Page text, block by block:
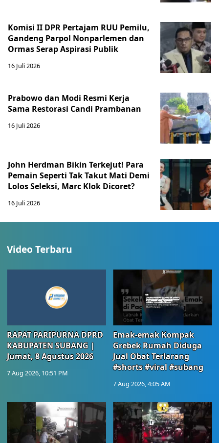
Komisi II DPR Pertajam RUU Pemilu,
Gandeng Parpol Nonparlemen dan
Ormas Serap Aspirasi Publik
16 Juli 2026
Prabowo dan Modi Resmi Kerja
Sama Restorasi Candi Prambanan
16 Juli 2026
John Herdman Bikin Terkejut! Para
Pemain Seperti Tak Takut Mati Demi
Lolos Seleksi, Marc Klok Dicoret?
16 Juli 2026
Video Terbaru
RAPAT PARIPURNA DPRD
KABUPATEN SUBANG |
Jumat, 8 Agustus 2026
7 Aug 2026, 10:51 PM
Emak-emak Kompak
Grebek Rumah Diduga
Jual Obat Terlarang
#shorts #viral #subang
7 Aug 2026, 4:05 AM